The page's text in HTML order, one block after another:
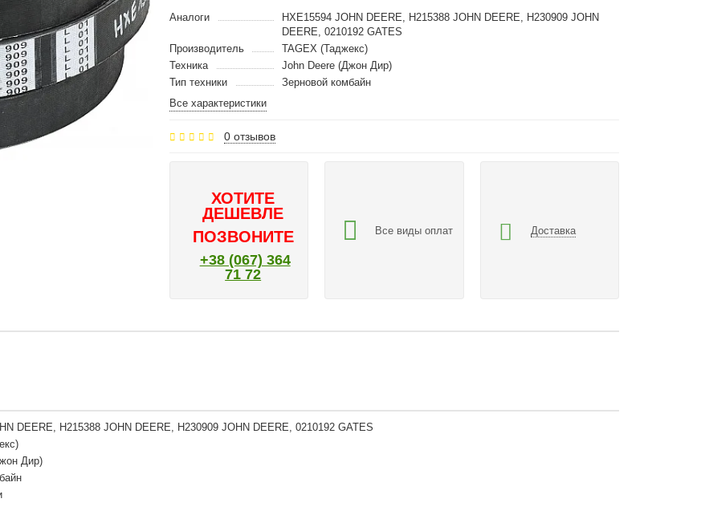
Аналоги
HXE15594 JOHN DEERE, H215388 JOHN DEERE, H230909 JOHN
DEERE, 0210192 GATES
Производитель
TAGEX (Таджекс)
Техника
John Deere (Джон Дир)
Тип техники
Зерновой комбайн
Все характеристики
0 отзывов
ХОТИТЕ
ДЕШЕВЛЕ
ПОЗВОНИТЕ
+38 (067) 364
71 72
Все виды оплат Доставка
DEERE, H215388 JOHN DEERE, H230909 JOHN DEERE, 0210192 GATES
Дир)